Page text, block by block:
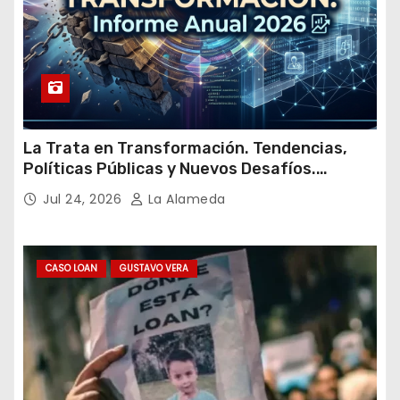
La Trata en Transformación. Tendencias,
Políticas Públicas y Nuevos Desafíos.
Argentina y el Mundo – Julio 2026
Jul 24, 2026 La Alameda
CASO LOAN GUSTAVO VERA